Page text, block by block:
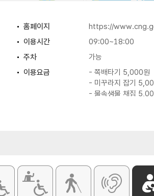
홈페이지
https://
이용시간
09:00~18:00
주차
가능
이용요금
- 쪽배타기 5,000원
- 미꾸라지 잡기
- 물속생물 채집